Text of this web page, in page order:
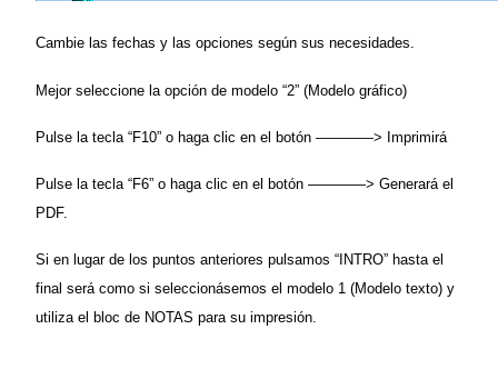
Cambie las fechas y las opciones según sus necesidades.
Mejor seleccione la opción de modelo “2” (Modelo gráfico)
Pulse la tecla “F10” o haga clic en el botón ————> Imprimirá
Pulse la tecla “F6” o haga clic en el botón ————> Generará el
PDF.
Si en lugar de los puntos anteriores pulsamos “INTRO” hasta el
final será como si seleccionásemos el modelo 1 (Modelo texto) y
utiliza el bloc de NOTAS para su impresión.